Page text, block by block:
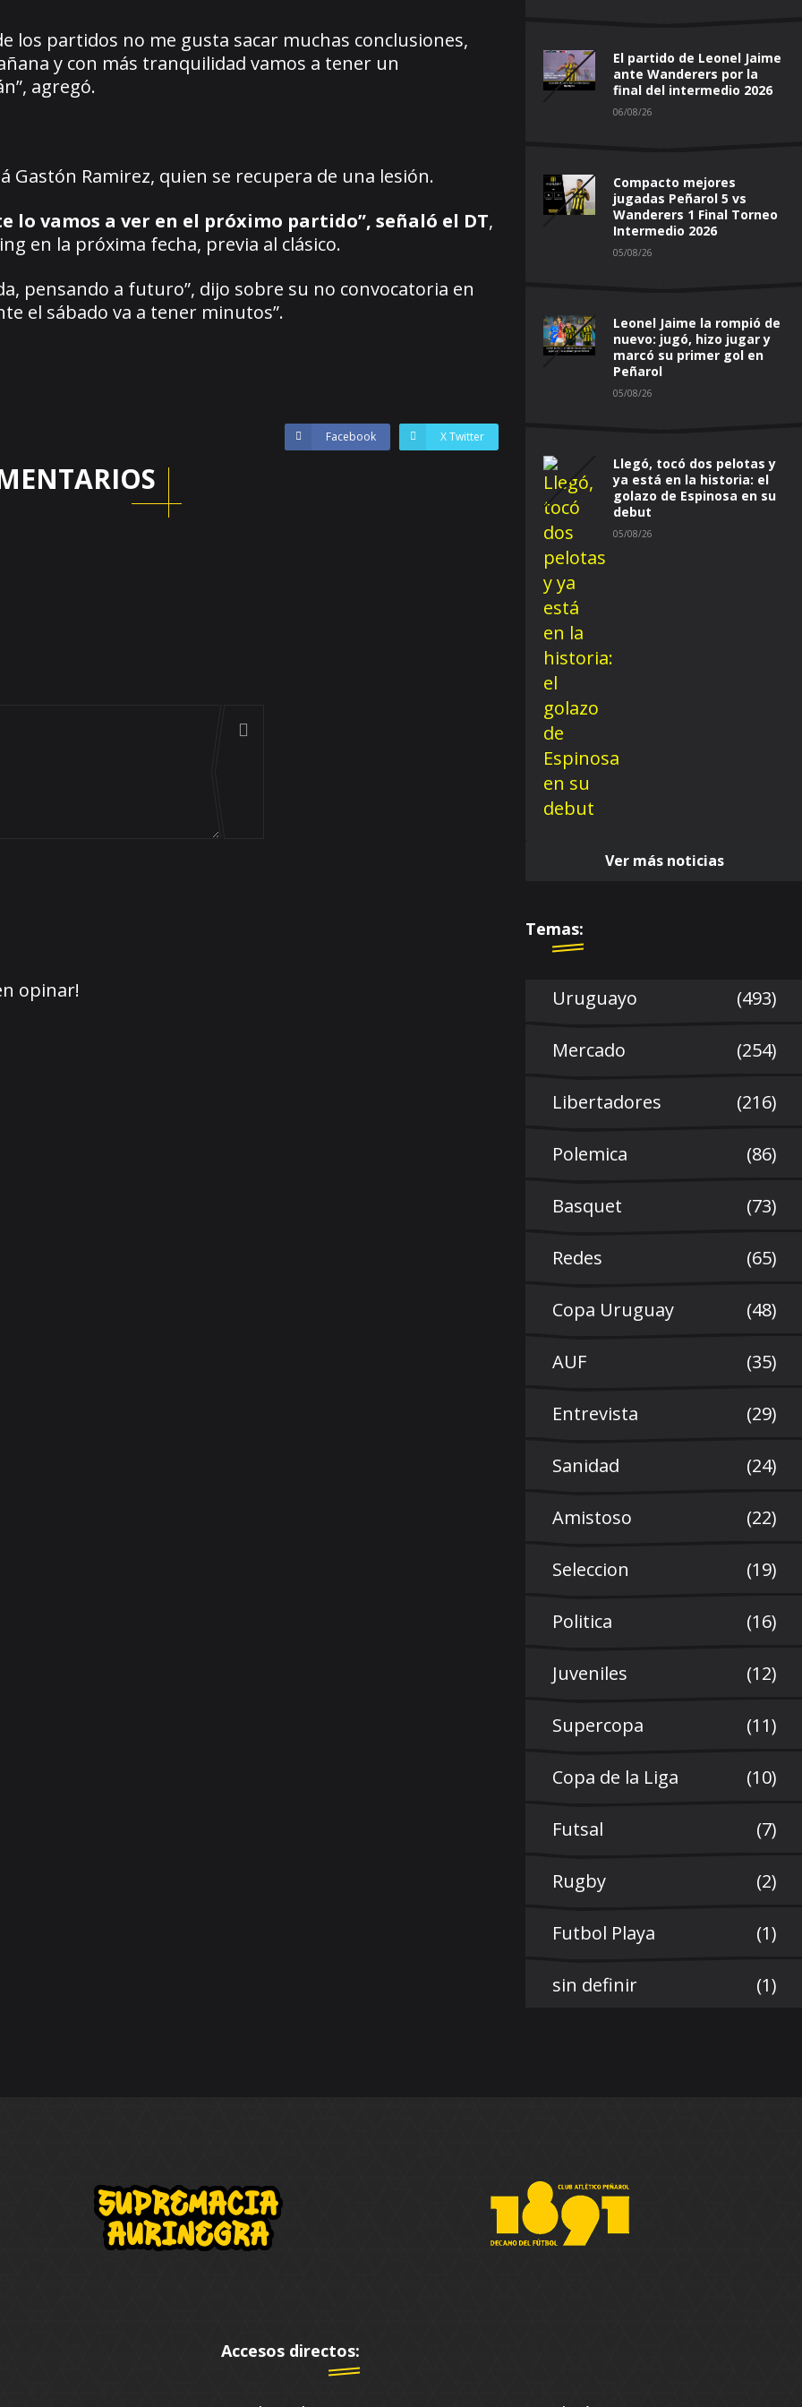
los partidos no me gusta sacar muchas conclusiones,
y con más tranquilidad vamos a tener un
agregó.
Ramirez, quien se recupera de una lesión.
lo vamos a ver en el próximo partido”, señaló el DT,
en la próxima fecha, previa al clásico.
pensando a futuro”, dijo sobre su no convocatoria en
el sábado va a tener minutos”.
Facebook X Twitter
opinar!
El partido de Leonel Jaime
ante Wanderers por la
final del intermedio 2026
06/08/26
Compacto mejores
jugadas Peñarol 5 vs
Wanderers 1 Final Torneo
Intermedio 2026
05/08/26
Leonel Jaime la rompió de
nuevo: jugó, hizo jugar y
marcó su primer gol en
Peñarol
05/08/26
Llegó, tocó dos pelotas y
ya está en la historia: el
golazo de Espinosa en su
debut
05/08/26
Ver más noticias
Temas:
Uruguayo (493)
Mercado (254)
Libertadores (216)
Polemica (86)
Basquet (73)
Redes (65)
Copa Uruguay (48)
AUF (35)
Entrevista (29)
Sanidad (24)
Amistoso (22)
Seleccion (19)
Politica (16)
Juveniles (12)
Supercopa (11)
Copa de la Liga (10)
Futsal (7)
Rugby (2)
Futbol Playa (1)
sin definir (1)
Accesos directos: